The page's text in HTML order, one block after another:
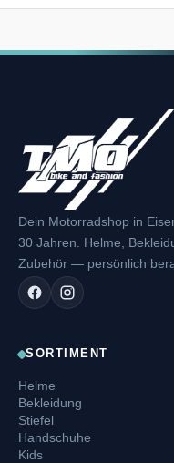
Dein Motorradshop in
30 Jahren. Helme,
Zubehör — persönlich
SORTIMENT
Helme
Bekleidung
Stiefel
Handschuhe
Kids